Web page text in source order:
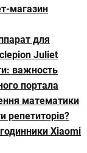
магазин
для
Juliet
важность
портала
математики
репетиторів?
Xiaomi